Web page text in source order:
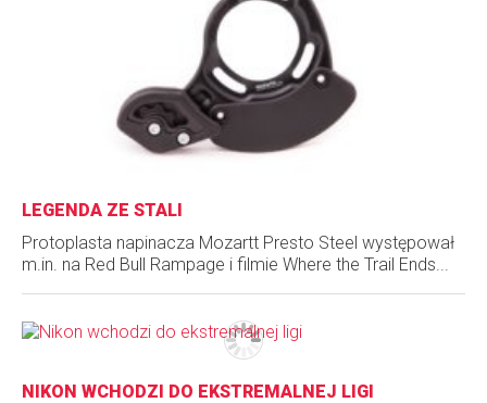
LEGENDA ZE STALI
Protoplasta napinacza Mozartt Presto Steel występował
m.in. na Red Bull Rampage i filmie Where the Trail Ends...
NIKON WCHODZI DO EKSTREMALNEJ LIGI